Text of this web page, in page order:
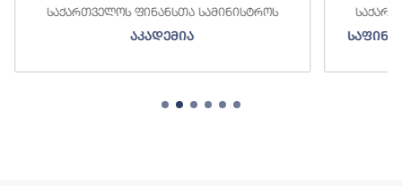
სამინისტროს
საქართველოს ფინანსთა სამინისტროს
საფინანსო-ანალიტიკური